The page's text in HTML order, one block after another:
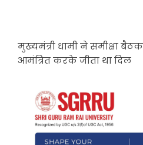
मुख्यमंत्री धामी ने समीक्षा
आमंत्रित करके जीता था दिल